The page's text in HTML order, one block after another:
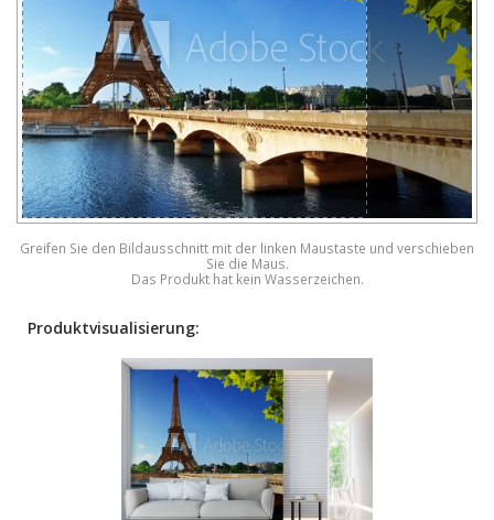
Greifen Sie den Bildausschnitt mit der linken Maustaste und verschieben
Sie die Maus.
Das Produkt hat kein Wasserzeichen.
Produktvisualisierung: